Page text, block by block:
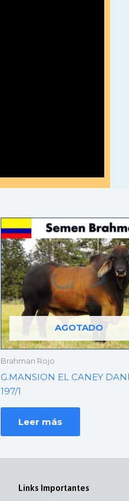
AGOTADO
Brahman Rojo
G.MANSION EL CANEY
197/1
Leer más
Links Importantes